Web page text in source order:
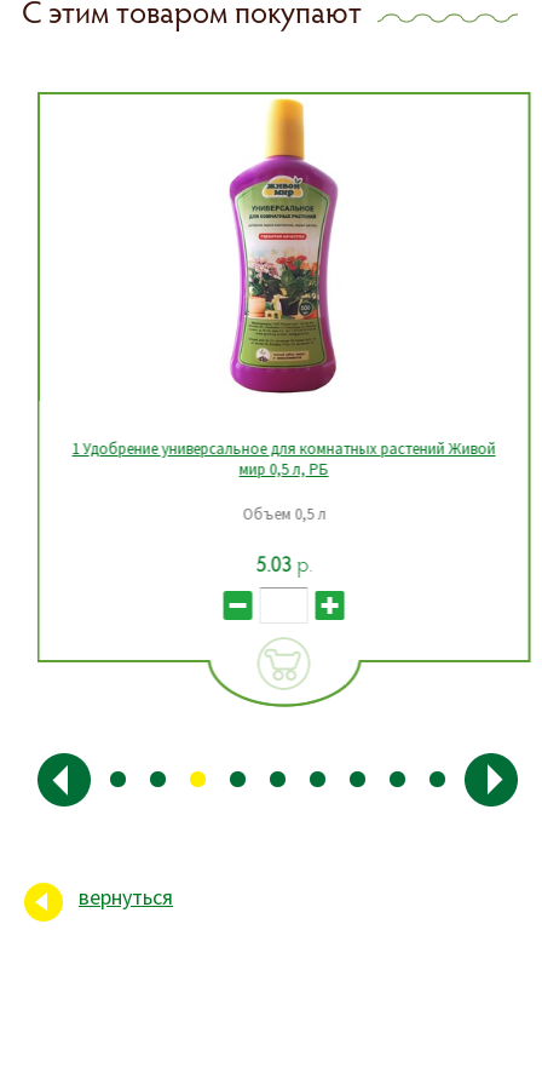
С этим товаром покупают
1 Удобрение универсальное для комнатных растений Живой
мир 0,5 л, РБ
Объем 0,5 л
5.03р.
вернуться